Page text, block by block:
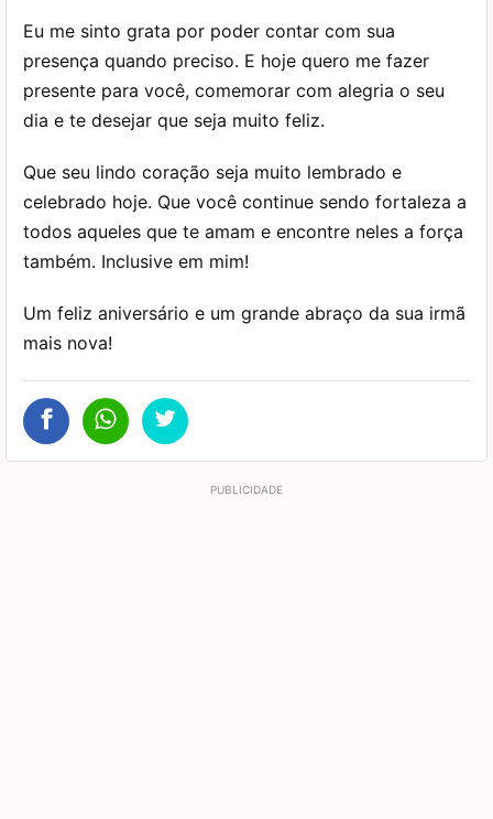
Eu me sinto grata por poder contar com sua
presença quando preciso. E hoje quero me fazer
presente para você, comemorar com alegria o seu
dia e te desejar que seja muito feliz.
Que seu lindo coração seja muito lembrado e
celebrado hoje. Que você continue sendo fortaleza a
todos aqueles que te amam e encontre neles a força
também. Inclusive em mim!
Um feliz aniversário e um grande abraço da sua irmã
mais nova!